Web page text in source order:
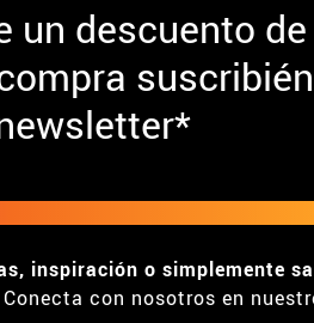
un descuento de
inspiración o simplemente
Conecta con nosotros en